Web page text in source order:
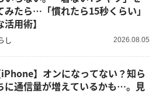
みたら…「慣れたら15秒くらい」
活用術】
し 2026.08.05
に通信量が増えているかも…。見